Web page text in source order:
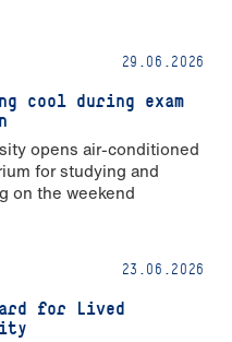
29.06.2026
cool during exam
opens air-conditioned
for studying and
on the weekend
23.06.2026
for Lived